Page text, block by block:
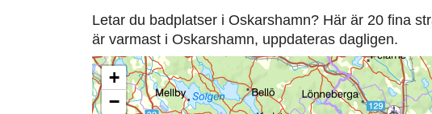
Letar du badplatser i Oskarshamn? Här är 20 fina
är varmast i Oskarshamn, uppdateras dagligen.
+
−